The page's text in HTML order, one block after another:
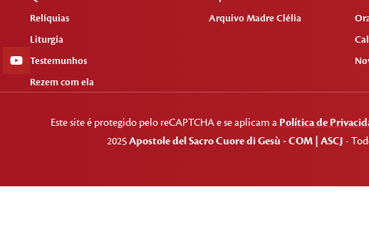
Relíquias
Liturgia
Testemunhos
Rezem com ela
Arquivo Madre Clélia
Este site é protegido pelo reCAPTCHA e se aplicam a Política de
2025Apostole del Sacro Cuore di Gesù - COM | ASCJ -